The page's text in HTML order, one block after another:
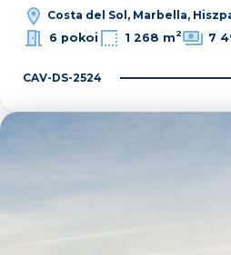
Costa del Sol, Marbella,
6 pokoi
1 268 m2 7
CAV-DS-2524